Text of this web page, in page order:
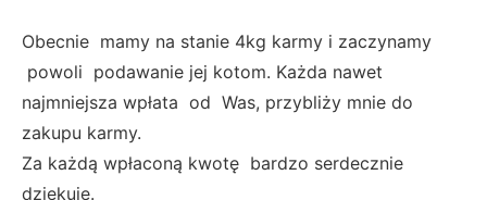
Obecnie mamy na stanie 4kg karmy i zaczynamy
powoli podawanie jej kotom. Każda nawet
najmniejsza wpłata od Was, przybliży mnie do
zakupu karmy.
Za każdą wpłaconą kwotę bardzo serdecznie
dziękuję.